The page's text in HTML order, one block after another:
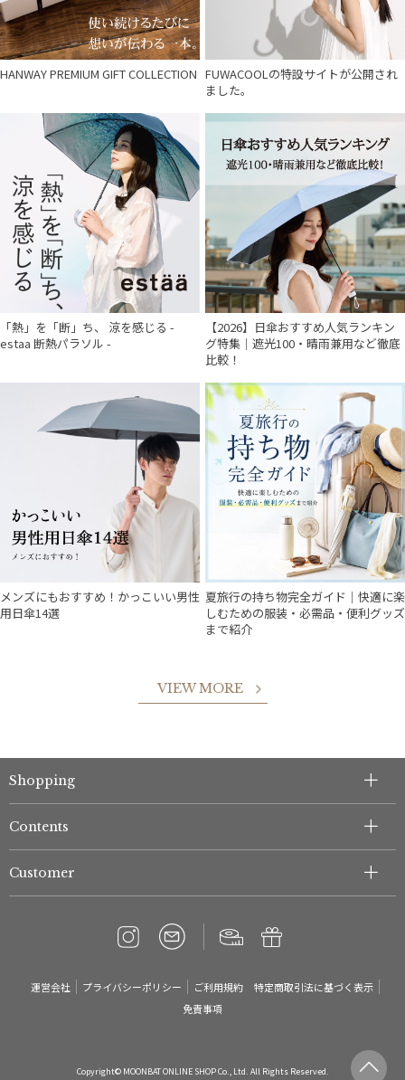
HANWAY PREMIUM GIFT COLLECTION FUWACOOLの特設サイトが公開され
ました。
「熱」を「断」ち、 涼を感じる -
estaa 断熱パラソル -
【2026】日傘おすすめ人気ランキン
グ特集｜遮光100・晴雨兼用など徹底
比較！
メンズにもおすすめ！かっこいい男性
用日傘14選
夏旅行の持ち物完全ガイド｜快適に楽
しむための服装・必需品・便利グッズ
まで紹介
VIEW MORE
Shopping
Contents
Customer
運営会社 プライバシーポリシー ご利用規約
特定商取引法に基づく表示
免責事項
Copyright© MOONBAT ONLINE SHOP Co., Ltd. All Rights Reserved.